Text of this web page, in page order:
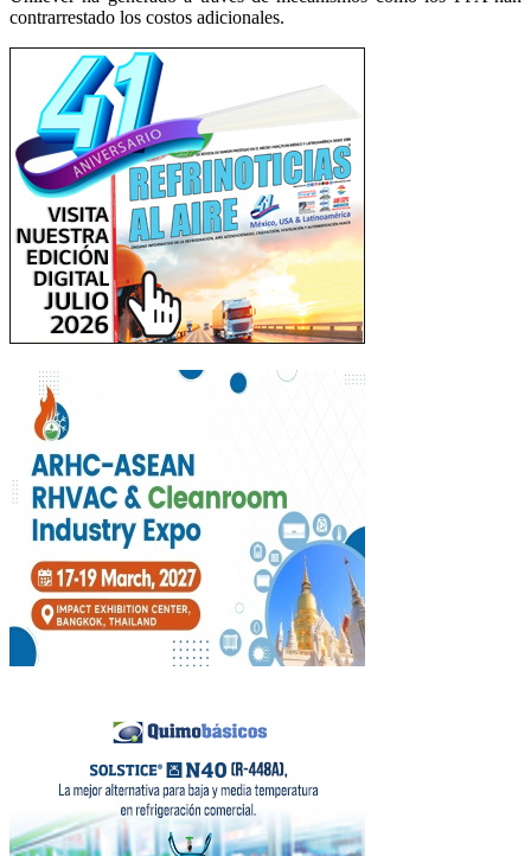
contrarrestado los costos adicionales.